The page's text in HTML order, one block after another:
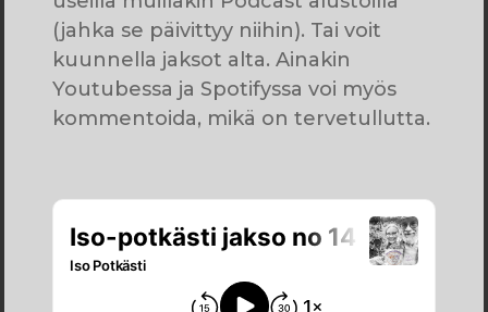
(jahka se päivittyy niihin). Tai voit
kuunnella jaksot alta. Ainakin
Youtubessa ja Spotifyssa voi myös
kommentoida, mikä on tervetullutta.